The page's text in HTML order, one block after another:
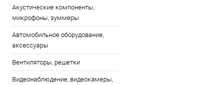
Акустические компоненты,
микрофоны, зуммеры
Автомобильное оборудование,
аксессуары
Вентиляторы, решетки
Видеонаблюдение, видеокамеры,